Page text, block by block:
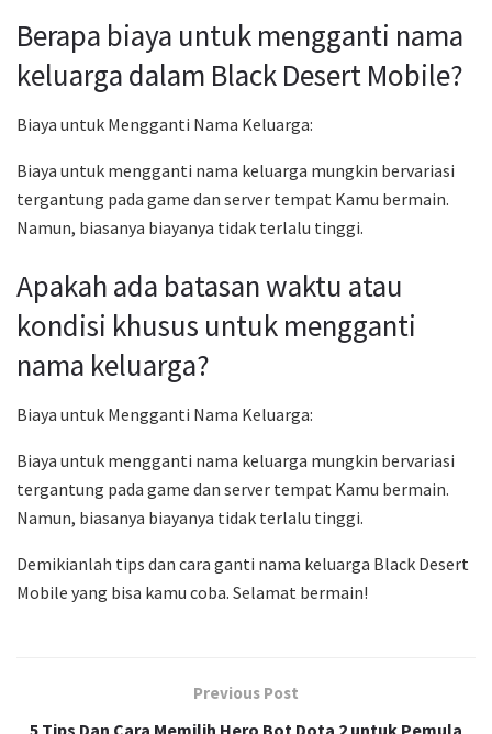
Berapa biaya untuk mengganti nama
keluarga dalam Black Desert Mobile?
Biaya untuk Mengganti Nama Keluarga:
Biaya untuk mengganti nama keluarga mungkin bervariasi
tergantung pada game dan server tempat Kamu bermain.
Namun, biasanya biayanya tidak terlalu tinggi.
Apakah ada batasan waktu atau
kondisi khusus untuk mengganti
nama keluarga?
Biaya untuk Mengganti Nama Keluarga:
Biaya untuk mengganti nama keluarga mungkin bervariasi
tergantung pada game dan server tempat Kamu bermain.
Namun, biasanya biayanya tidak terlalu tinggi.
Demikianlah tips dan cara ganti nama keluarga Black Desert
Mobile yang bisa kamu coba. Selamat bermain!
Previous Post
5 Tips Dan Cara Memilih Hero Bot Dota 2 untuk Pemula